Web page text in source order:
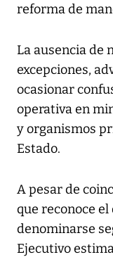
reforma de
La ausencia de
excepciones,
ocasionar
operativa en
y organismos
Estado.
A pesar de
que reconoce
denominarse
Ejecutivo